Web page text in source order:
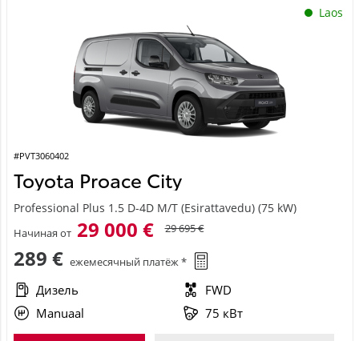
Laos
#PVT3060402
Toyota Proace City
Professional Plus 1.5 D-4D M/T (Esirattavedu) (75 kW)
Начиная от 29 000 € 29 695 €
289 € ежемесячный платёж *
Дизель
FWD
Manuaal
75 кВт